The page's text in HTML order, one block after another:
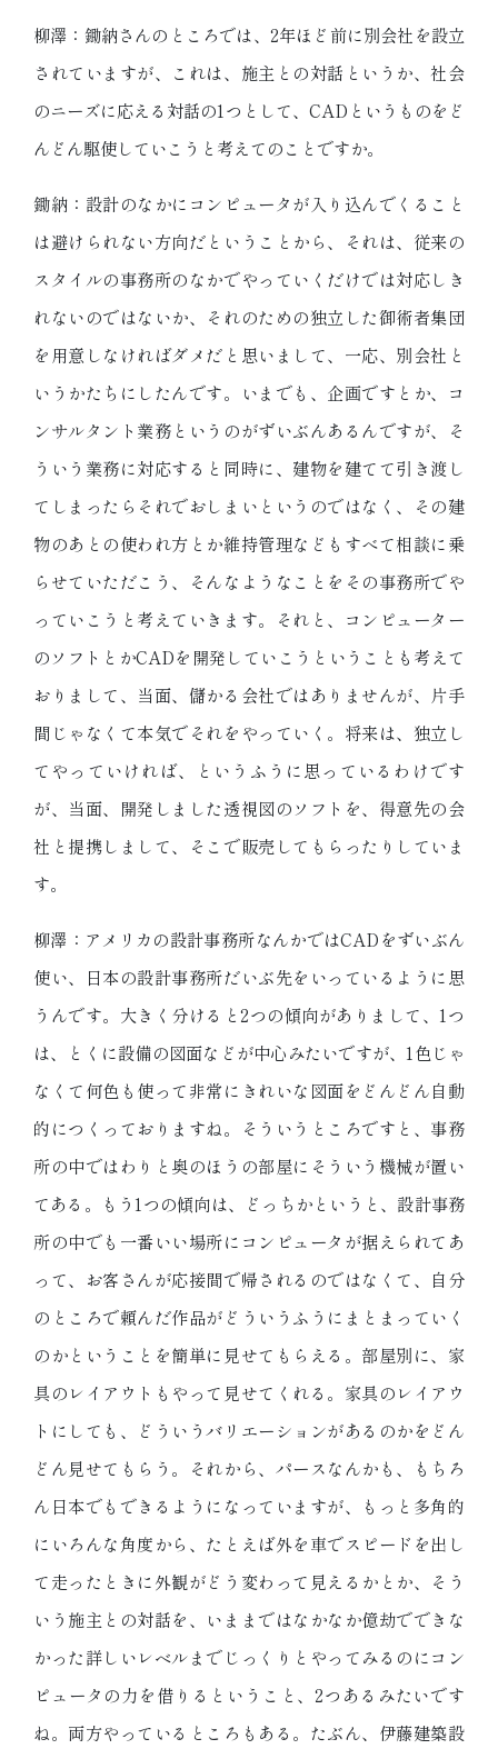
柳澤：鋤納さんのところでは、2年ほど前に別会社を設立
されていますが、これは、施主との対話というか、社会
のニーズに応える対話の1つとして、CADというものをど
んどん駆使していこうと考えてのことですか。
鋤納：設計のなかにコンピュータが入り込んでくること
は避けられない方向だということから、それは、従来の
スタイルの事務所のなかでやっていくだけでは対応しき
れないのではないか、それのための独立した御術者集団
を用意しなければダメだと思いまして、一応、別会社と
いうかたちにしたんです。いまでも、企画ですとか、コ
ンサルタント業務というのがずいぶんあるんですが、そ
ういう業務に対応すると同時に、建物を建てて引き渡し
てしまったらそれでおしまいというのではなく、その建
物のあとの使われ方とか維持管理などもすべて相談に乗
らせていただこう、そんなようなことをその事務所でや
っていこうと考えていきます。それと、コンピューター
のソフトとかCADを開発していこうということも考えて
おりまして、当面、儲かる会社ではありませんが、片手
間じゃなくて本気でそれをやっていく。将来は、独立し
てやっていければ、というふうに思っているわけです
が、当面、開発しました透視図のソフトを、得意先の会
社と提携しまして、そこで販売してもらったりしていま
す。
柳澤：アメリカの設計事務所なんかではCADをずいぶん
使い、日本の設計事務所だいぶ先をいっているように思
うんです。大きく分けると2つの傾向がありまして、1つ
は、とくに設備の図面などが中心みたいですが、1色じゃ
なくて何色も使って非常にきれいな図面をどんどん自動
的につくっておりますね。そういうところですと、事務
所の中ではわりと奥のほうの部屋にそういう機械が置い
てある。もう1つの傾向は、どっちかというと、設計事務
所の中でも一番いい場所にコンピュータが据えられてあ
って、お客さんが応接間で帰されるのではなくて、自分
のところで頼んだ作品がどういうふうにまとまっていく
のかということを簡単に見せてもらえる。部屋別に、家
具のレイアウトもやって見せてくれる。家具のレイアウ
トにしても、どういうバリエーションがあるのかをどん
どん見せてもらう。それから、パースなんかも、もちろ
ん日本でもできるようになっていますが、もっと多角的
にいろんな角度から、たとえば外を車でスピードを出し
て走ったときに外観がどう変わって見えるかとか、そう
いう施主との対話を、いままではなかなか億劫でできな
かった詳しいレベルまでじっくりとやってみるのにコン
ピュータの力を借りるということ、2つあるみたいです
ね。両方やっているところもある。たぶん、伊藤建築設